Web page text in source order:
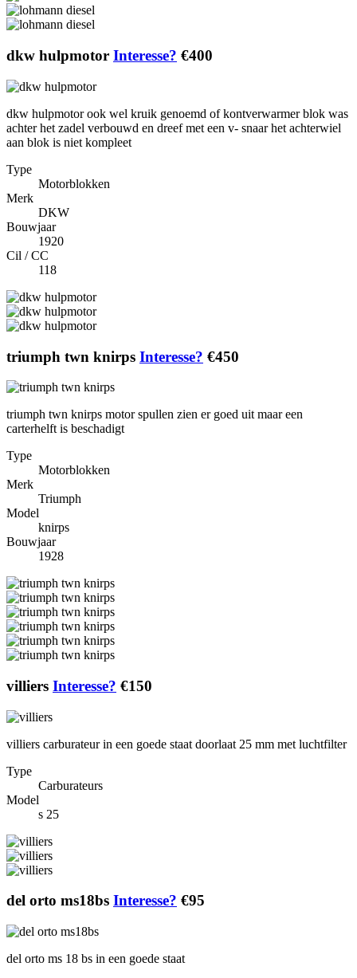
dkw hulpmotor Interesse? €400
dkw hulpmotor ook wel kruik genoemd of kontverwarmer blok was
achter het zadel verbouwd en dreef met een v- snaar het achterwiel
aan blok is niet kompleet
Type
Motorblokken
Merk
DKW
Bouwjaar
1920
Cil / CC
118
triumph twn knirps Interesse? €450
triumph twn knirps motor spullen zien er goed uit maar een
carterhelft is beschadigt
Type
Motorblokken
Merk
Triumph
Model
knirps
Bouwjaar
1928
villiers Interesse? €150
villiers carburateur in een goede staat doorlaat 25 mm met luchtfilter
Type
Carburateurs
Model
s 25
del orto ms18bs Interesse? €95
del orto ms 18 bs in een goede staat